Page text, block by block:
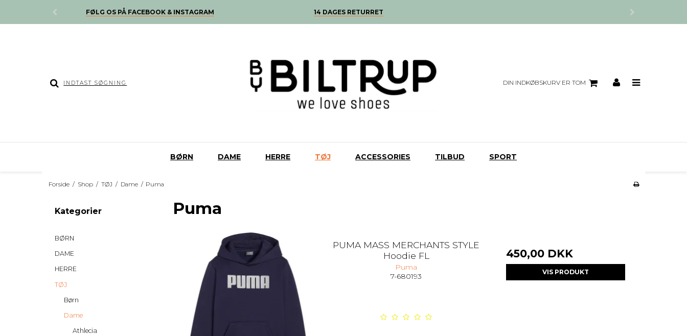
FØLG OS PÅ FACEBOOK & INSTAGRAM 14 DAGES RETURRET
DIN INDKØBSKURV ER TOM
BØRN DAME HERRE TØJ ACCESSORIES TILBUD SPORT
Forside / Shop / TØJ / Dame / Puma
Kategorier
BØRN
DAME
HERRE
TØJ
Børn
Dame
Athlecia
Puma
PUMA MASS MERCHANTS STYLE
Hoodie FL
Puma
7-680193
450,00 DKK
VIS PRODUKT